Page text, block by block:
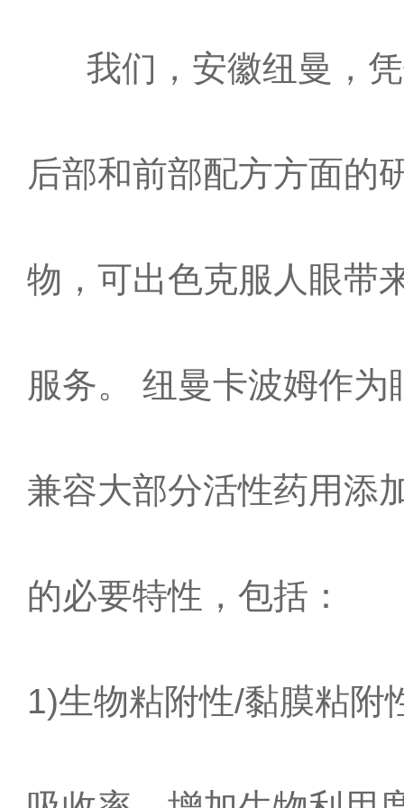
我们，安徽纽曼，凭
后部和前部配方方面的
物，可出色克服人眼带
服务。 纽曼卡波姆作
兼容大部分活性药用添
的必要特性，包括：
1)生物粘附性/黏膜粘